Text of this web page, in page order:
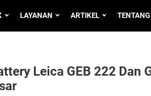
LAYANAN ARTIKEL TENTANG
Leica GEB 222 Dan